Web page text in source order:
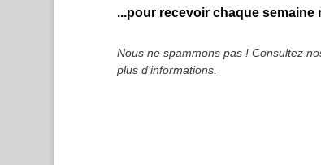
...pour recevoir chaque semaine
Nous ne spammons pas ! Consultez
plus d’informations.